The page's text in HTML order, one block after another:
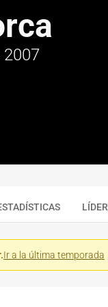
2007
Ir a la última temporada